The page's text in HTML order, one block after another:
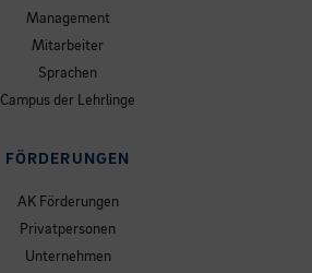
Management
Mitarbeiter
Sprachen
Campus der Lehrlinge
FÖRDERUNGEN
AK Förderungen
Privatpersonen
Unternehmen